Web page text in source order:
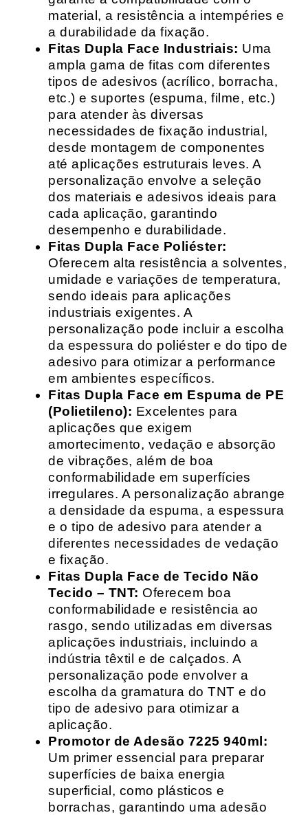
material, a resistência a intempéries e
a durabilidade da fixação.
Fitas Dupla Face Industriais: Uma
ampla gama de fitas com diferentes
tipos de adesivos (acrílico, borracha,
etc.) e suportes (espuma, filme, etc.)
para atender às diversas
necessidades de fixação industrial,
desde montagem de componentes
até aplicações estruturais leves. A
personalização envolve a seleção
dos materiais e adesivos ideais para
cada aplicação, garantindo
desempenho e durabilidade.
Fitas Dupla Face Poliéster:
Oferecem alta resistência a solventes,
umidade e variações de temperatura,
sendo ideais para aplicações
industriais exigentes. A
personalização pode incluir a escolha
da espessura do poliéster e do tipo de
adesivo para otimizar a performance
em ambientes específicos.
Fitas Dupla Face em Espuma de PE
(Polietileno): Excelentes para
aplicações que exigem
amortecimento, vedação e absorção
de vibrações, além de boa
conformabilidade em superfícies
irregulares. A personalização abrange
a densidade da espuma, a espessura
e o tipo de adesivo para atender a
diferentes necessidades de vedação
e fixação.
Fitas Dupla Face de Tecido Não
Tecido – TNT: Oferecem boa
conformabilidade e resistência ao
rasgo, sendo utilizadas em diversas
aplicações industriais, incluindo a
indústria têxtil e de calçados. A
personalização pode envolver a
escolha da gramatura do TNT e do
tipo de adesivo para otimizar a
aplicação.
Promotor de Adesão 7225 940ml:
Um primer essencial para preparar
superfícies de baixa energia
superficial, como plásticos e
borrachas, garantindo uma adesão